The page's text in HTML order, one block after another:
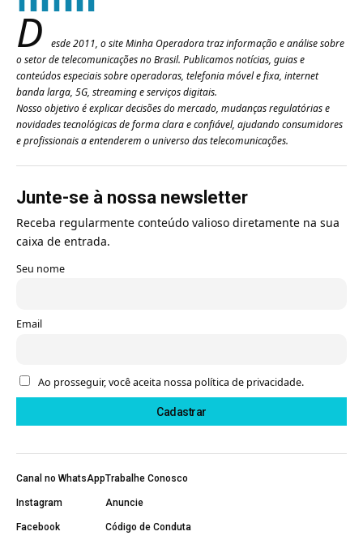
D
esde 2011, o site Minha Operadora traz informação e análise sobre
o setor de telecomunicações no Brasil. Publicamos notícias, guias e
conteúdos especiais sobre operadoras, telefonia móvel e fixa, internet
banda larga, 5G, streaming e serviços digitais.
Nosso objetivo é explicar decisões do mercado, mudanças regulatórias e
novidades tecnológicas de forma clara e confiável, ajudando consumidores
e profissionais a entenderem o universo das telecomunicações.
Junte-se à nossa newsletter
Receba regularmente conteúdo valioso diretamente na sua
caixa de entrada.
Seu nome
Email
Ao prosseguir, você aceita nossa política de privacidade.
Canal no WhatsApp
Instagram
Facebook
Trabalhe Conosco
Anuncie
Código de Conduta